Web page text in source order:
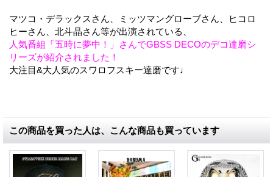
マツコ・デラックスさん、ミッツマングローブさん、ヒコロ
ヒーさん、北斗晶さん等が出演されている、
人気番組「五時に夢中！」さんでGBSS DECOのデコ達磨シ
リーズが紹介されました！
大注目&大人気のスワロフスキー達磨です♩
この商品を買った人は、こんな商品も買っています